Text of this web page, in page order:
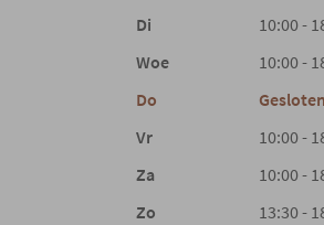
Di
10:00 -
Woe
10:00 -
Do
Gesloten
Vr
10:00 -
Za
10:00 -
Zo
13:30 -